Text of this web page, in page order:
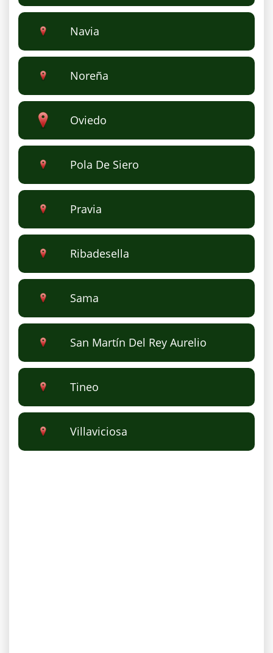
Navia
Noreña
Oviedo
Pola De Siero
Pravia
Ribadesella
Sama
San Martín Del Rey Aurelio
Tineo
Villaviciosa